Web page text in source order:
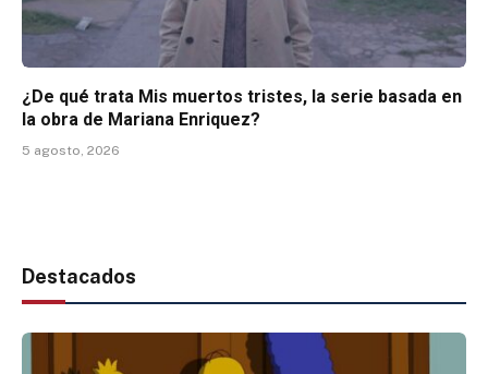
¿De qué trata Mis muertos tristes, la serie basada en
la obra de Mariana Enriquez?
5 agosto, 2026
Destacados